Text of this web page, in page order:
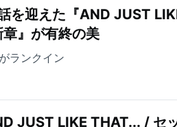
を迎えた『AND JUST
』が有終の美
ランクイン
JUST LIKE THAT... / セ